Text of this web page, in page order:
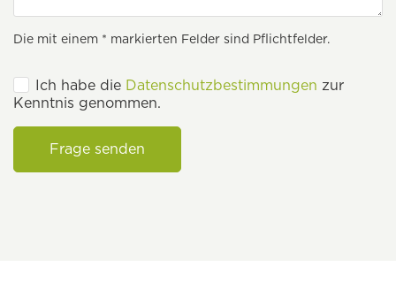
Die mit einem * markierten Felder sind Pflichtfelder.
Ich habe die Datenschutzbestimmungen zur
Kenntnis genommen.
Frage senden